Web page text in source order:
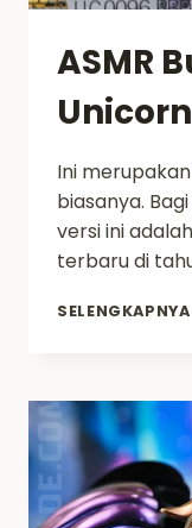
ASMR
Ini
biasanya.
versi ini
terbaru di
SELENGKAPNYA